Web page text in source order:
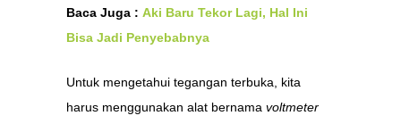
Baca Juga : Aki Baru Tekor Lagi, Hal Ini
Bisa Jadi Penyebabnya
Untuk mengetahui tegangan terbuka, kita
harus menggunakan alat bernama voltmeter